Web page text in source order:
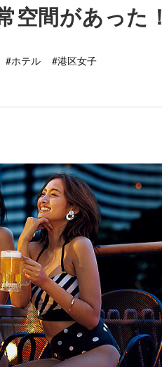
空間があった！
#ホテル #港区女子